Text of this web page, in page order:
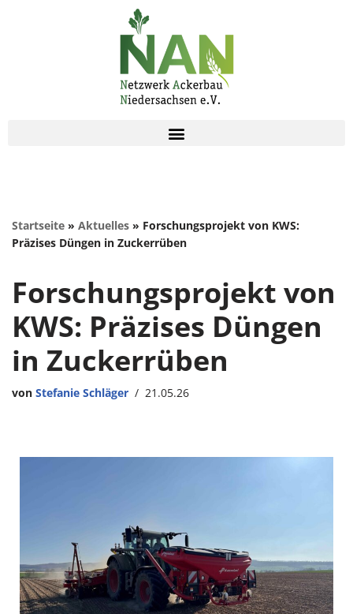
Startseite » Aktuelles » Forschungsprojekt von KWS:
Präzises Düngen in Zuckerrüben
Forschungsprojekt von
KWS: Präzises Düngen
in Zuckerrüben
von Stefanie Schläger 21.05.26